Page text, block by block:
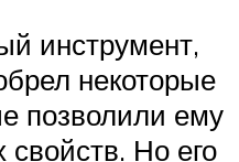
инструмент,
некоторые
позволили ему
свойств. Но его